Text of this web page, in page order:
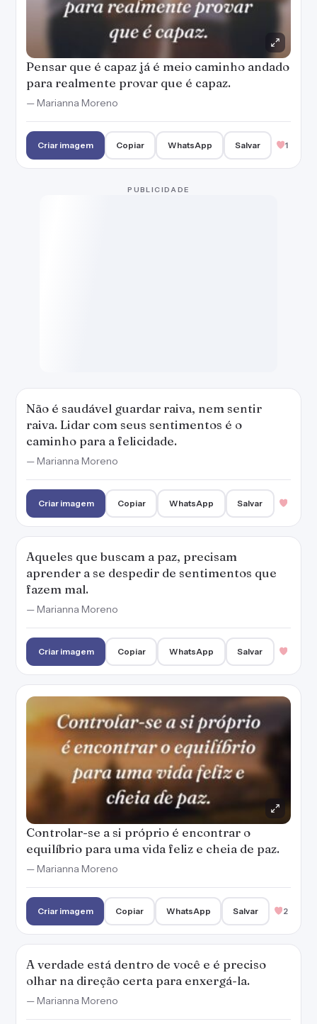
Pensar que é capaz já é meio caminho andado
para realmente provar que é capaz.
— Marianna Moreno
Criar imagem Copiar WhatsApp Salvar 1
PUBLICIDADE
Não é saudável guardar raiva, nem sentir
raiva. Lidar com seus sentimentos é o
caminho para a felicidade.
— Marianna Moreno
Criar imagem Copiar WhatsApp Salvar
Aqueles que buscam a paz, precisam
aprender a se despedir de sentimentos que
fazem mal.
— Marianna Moreno
Criar imagem Copiar WhatsApp Salvar
Controlar-se a si próprio é encontrar o
equilíbrio para uma vida feliz e cheia de paz.
— Marianna Moreno
Criar imagem Copiar WhatsApp Salvar 2
A verdade está dentro de você e é preciso
olhar na direção certa para enxergá-la.
— Marianna Moreno